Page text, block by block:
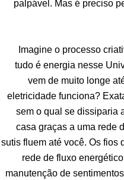
palpável. Mas é preciso
Imagine o processo
tudo é energia nesse
vem de muito longe
eletricidade funciona?
sem o qual se dissiparia
casa graças a uma rede
sutis fluem até você. Os fios
rede de fluxo
manutenção de